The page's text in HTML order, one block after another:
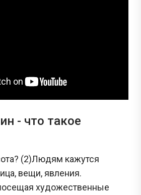
- что такое
(2)Людям кажутся
вещи, явления.
художественные